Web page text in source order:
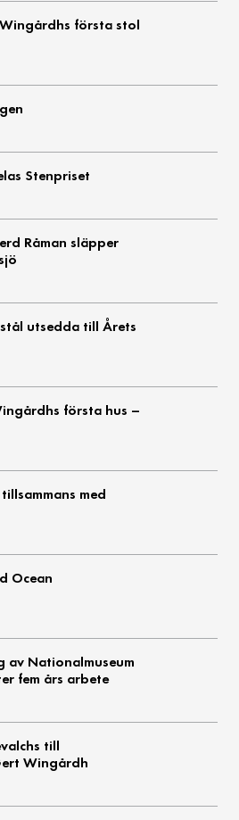
första stol
Stenpriset
Råman släpper
utsedda till Årets
första hus –
med
Ocean
av Nationalmuseum
fem års arbete
till
Wingårdh